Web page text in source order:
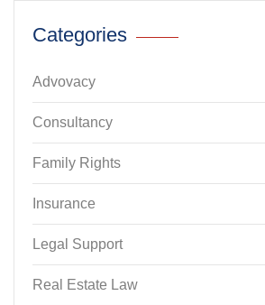
Categories
Advovacy
Consultancy
Family Rights
Insurance
Legal Support
Real Estate Law